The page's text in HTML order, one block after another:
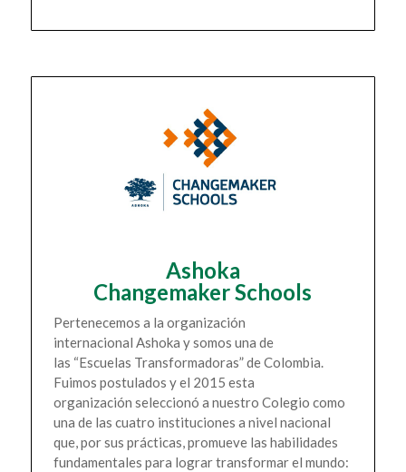
Ashoka
Changemaker Schools
Pertenecemos a la organización
internacional Ashoka y somos una de
las “Escuelas Transformadoras” de Colombia.
Fuimos postulados y el 2015 esta
organización seleccionó a nuestro Colegio como
una de las cuatro instituciones a nivel nacional
que, por sus prácticas, promueve las habilidades
fundamentales para lograr transformar el mundo: